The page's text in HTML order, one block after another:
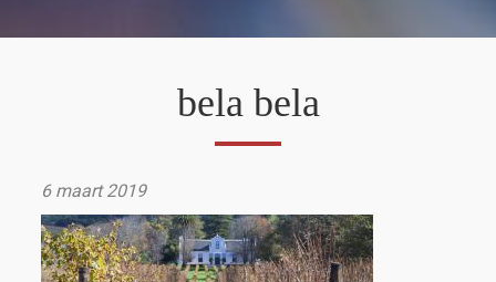
bela bela
6 maart 2019